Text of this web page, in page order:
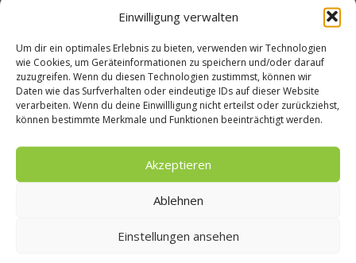
Einwilligung verwalten
Um dir ein optimales Erlebnis zu bieten, verwenden wir Technologien
wie Cookies, um Geräteinformationen zu speichern und/oder darauf
zuzugreifen. Wenn du diesen Technologien zustimmst, können wir
Daten wie das Surfverhalten oder eindeutige IDs auf dieser Website
verarbeiten. Wenn du deine Einwillligung nicht erteilst oder zurückziehst,
können bestimmte Merkmale und Funktionen beeinträchtigt werden.
Akzeptieren
Ablehnen
Einstellungen ansehen
wird als
Holger
Interview
Nationalspieler
wie zu
9. Juli 2012
Was isst Deutschland